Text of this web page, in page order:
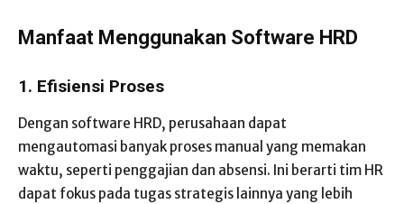
Manfaat Menggunakan Software HRD
1. Efisiensi Proses
Dengan software HRD, perusahaan dapat
mengautomasi banyak proses manual yang memakan
waktu, seperti penggajian dan absensi. Ini berarti tim HR
dapat fokus pada tugas strategis lainnya yang lebih